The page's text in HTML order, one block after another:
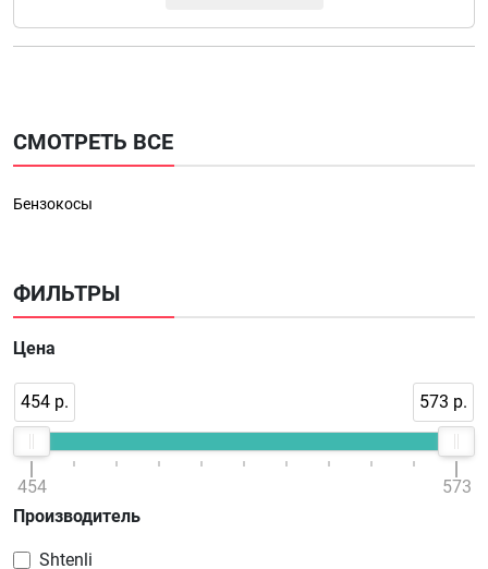
СМОТРЕТЬ ВСЕ
Бензокосы
ФИЛЬТРЫ
Цена
454 р. 573 р.
454
573
Производитель
Shtenli